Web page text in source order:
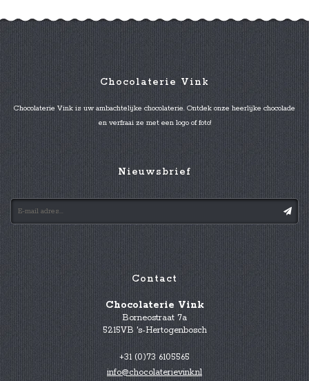
Chocolaterie Vink
Chocolaterie Vink is uw ambachtelijke chocolaterie. Ontdek onze heerlijke chocolade
en verfraai ze met een logo of foto!
Nieuwsbrief
Contact
Chocolaterie Vink
Borneostraat 7a
5215VB 's-Hertogenbosch
+31 (0)73 6105565
info@chocolaterievink.nl